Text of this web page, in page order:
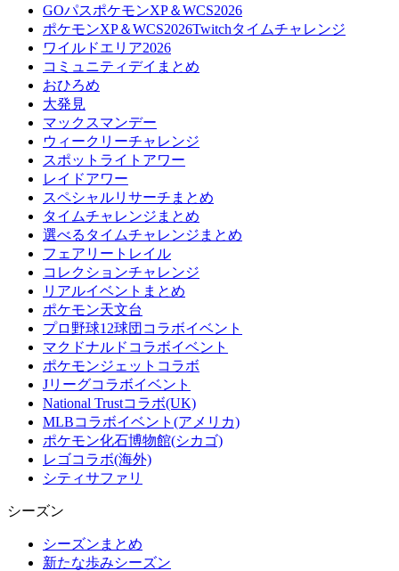
GOパスポケモンXP＆WCS2026
ポケモンXP＆WCS2026Twitchタイムチャレンジ
ワイルドエリア2026
コミュニティデイまとめ
おひろめ
大発見
マックスマンデー
ウィークリーチャレンジ
スポットライトアワー
レイドアワー
スペシャルリサーチまとめ
タイムチャレンジまとめ
選べるタイムチャレンジまとめ
フェアリートレイル
コレクションチャレンジ
リアルイベントまとめ
ポケモン天文台
プロ野球12球団コラボイベント
マクドナルドコラボイベント
ポケモンジェットコラボ
Jリーグコラボイベント
National Trustコラボ(UK)
MLBコラボイベント(アメリカ)
ポケモン化石博物館(シカゴ)
レゴコラボ(海外)
シティサファリ
シーズン
シーズンまとめ
新たな歩みシーズン